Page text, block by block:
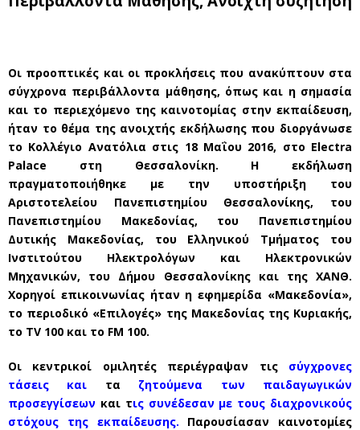
Οι προοπτικές και οι προκλήσεις που ανακύπτουν στα
σύγχρονα περιβάλλοντα μάθησης, όπως και η σημασία
και το περιεχόμενο της καινοτομίας στην εκπαίδευση,
ήταν το θέμα της ανοιχτής εκδήλωσης που διοργάνωσε
το Κολλέγιο Ανατόλια στις 18 Μαΐου 2016, στο Electra
Palace στη Θεσσαλονίκη. Η εκδήλωση
πραγματοποιήθηκε με την υποστήριξη του
Αριστοτελείου Πανεπιστημίου Θεσσαλονίκης, του
Πανεπιστημίου Μακεδονίας, του Πανεπιστημίου
Δυτικής Μακεδονίας, του Ελληνικού Τμήματος του
Ινστιτούτου Ηλεκτρολόγων και Ηλεκτρονικών
Μηχανικών, του Δήμου Θεσσαλονίκης και της ΧΑΝΘ.
Χορηγοί επικοινωνίας ήταν η εφημερίδα «Μακεδονία»,
το περιοδικό «Επιλογές» της Μακεδονίας της Κυριακής,
το TV 100 και το FM 100.
Οι κεντρικοί ομιλητές περιέγραψαν τις σύγχρονες
τάσεις
και τα ζητούμενα των παιδαγωγικών
προσεγγίσεων και τις συνέδεσαν με τους διαχρονικούς
στόχους της εκπαίδευσης. Παρουσίασαν καινοτομίες